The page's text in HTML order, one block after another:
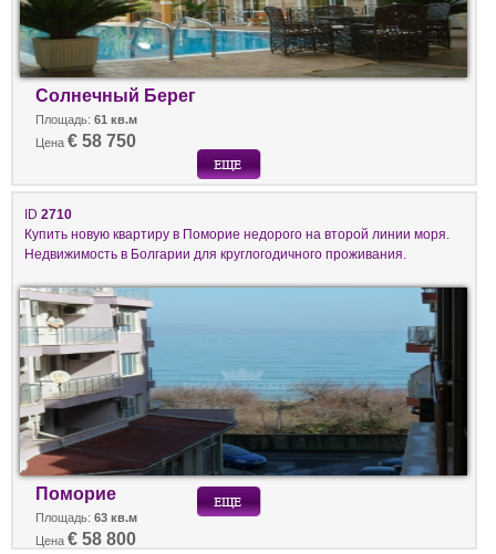
Солнечный Берег
Площадь: 61 кв.м
Цена € 58 750
ID 2710
Купить новую квартиру в Поморие недорого на второй линии моря.
Недвижимость в Болгарии для круглогодичного проживания.
Поморие
Площадь: 63 кв.м
Цена € 58 800